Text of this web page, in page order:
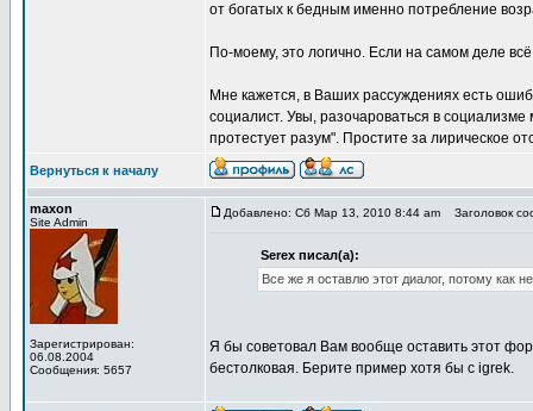
от богатых к бедным именно потребление
По-моему, это логично. Если на самом деле
Мне кажется, в Ваших рассуждениях есть
социалист. Увы, разочароваться в
протестует разум". Простите за лирическое
Вернуться к началу
maxon
Site Admin
Зарегистрирован:
06.08.2004
Сообщения: 5657
Добавлено: Сб Мар 13, 2010 8:44 am Заголовок
Serex писал(а):
Все же я оставлю этот диалог, потому как
Я бы советовал Вам вообще оставить этот
бестолковая. Берите пример хотя бы с igrek.